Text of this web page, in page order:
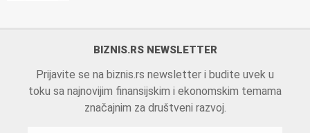
BIZNIS.RS NEWSLETTER
Prijavite se na biznis.rs newsletter i budite uvek u
toku sa najnovijim finansijskim i ekonomskim temama
značajnim za društveni razvoj.